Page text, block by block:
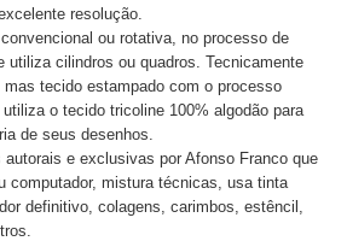
resolução.
ou rotativa, no processo de
utiliza cilindros ou quadros. Tecnicamente
tecido estampado com o processo
o tecido tricoline 100% algodão para
de seus desenhos.
e exclusivas por Afonso Franco que
computador, mistura técnicas, usa tinta
definitivo, colagens, carimbos, estêncil,